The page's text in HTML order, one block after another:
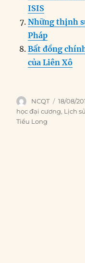
ISIS
Những thịnh
Pháp
Bất đồng
của Liên Xô
Author
NCQT
Posted
on
18/08/
học đại cương, Lịch
Tiểu Long